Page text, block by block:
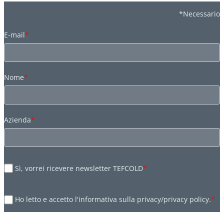
*Necessario
E-mail*
Nome*
Azienda*
Sì, vorrei ricevere newsletter TEFCOLD*
Ho letto e accetto l'informativa sulla privacy/privacy policy.*